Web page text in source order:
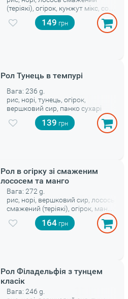
(теріякі), огірок, кунжут мікс, соус
149
Рол Тунець в темпурі
Вага: 236 g.
рис, норі, тунець, огірок,
вершковий сир, панко сухарі
139
Рол в огірку зі смаженим
лососем та манго
Вага: 272 g.
рис, норі, вершковий сир, лосось
смажений (теріякі), огірок, манго,
соус унагі
164
Рол Філадельфія з тунцем
класік
Вага: 246 g.